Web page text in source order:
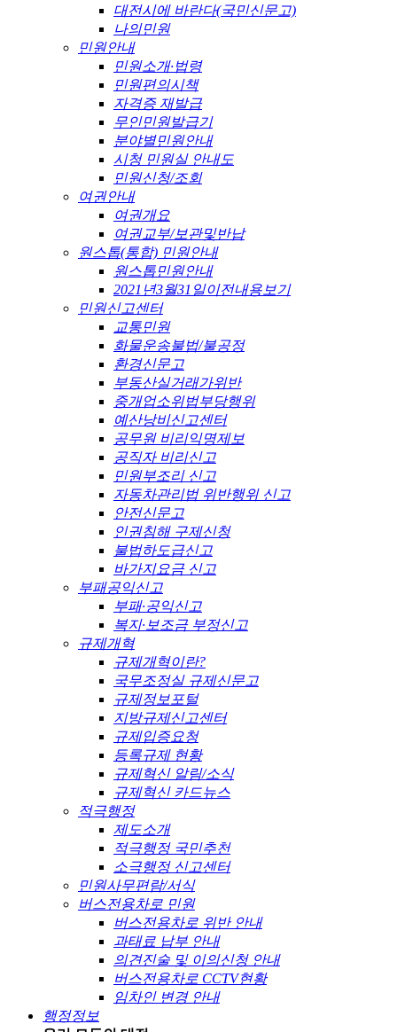
대전시에 바란다(국민신문고)
나의민원
민원안내
민원소개·법령
민원편의시책
자격증 재발급
무인민원발급기
분야별민원안내
시청 민원실 안내도
민원신청/조회
여권안내
여권개요
여권교부/보관및반납
원스톱(통합) 민원안내
원스톱민원안내
2021년3월31일이전내용보기
민원신고센터
교통민원
화물운송불법/불공정
환경신문고
부동산실거래가위반
중개업소위법부당행위
예산낭비신고센터
공무원 비리익명제보
공직자 비리신고
민원부조리 신고
자동차관리법 위반행위 신고
안전신문고
인권침해 구제신청
불법하도급신고
바가지요금 신고
부패공익신고
부패·공익신고
복지·보조금 부정신고
규제개혁
규제개혁이란?
국무조정실 규제신문고
규제정보포털
지방규제신고센터
규제입증요청
등록규제 현황
규제혁신 알림/소식
규제혁신 카드뉴스
적극행정
제도소개
적극행정 국민추천
소극행정 신고센터
민원사무편람/서식
버스전용차로 민원
버스전용차로 위반 안내
과태료 납부 안내
의견진술 및 이의신청 안내
버스전용차로 CCTV현황
임차인 변경 안내
행정정보